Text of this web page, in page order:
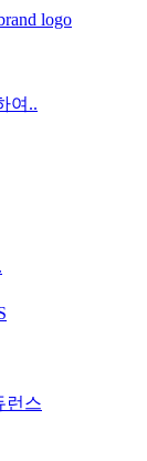
여..
런스